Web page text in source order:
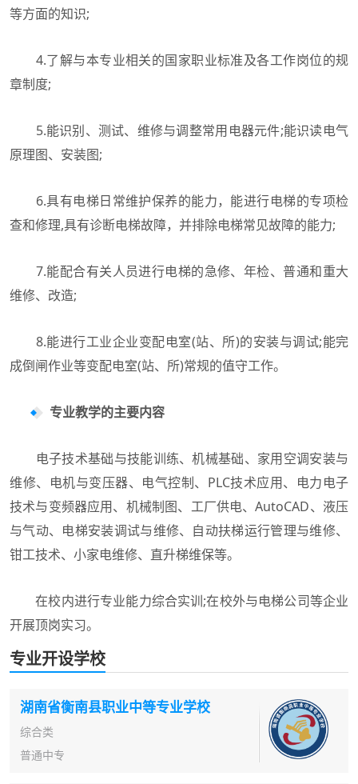
等方面的知识;
4.了解与本专业相关的国家职业标准及各工作岗位的规
章制度;
5.能识别、测试、维修与调整常用电器元件;能识读电气
原理图、安装图;
6.具有电梯日常维护保养的能力，能进行电梯的专项检
查和修理,具有诊断电梯故障，并排除电梯常见故障的能力;
7.能配合有关人员进行电梯的急修、年检、普通和重大
维修、改造;
8.能进行工业企业变配电室(站、所)的安装与调试;能完
成倒闸作业等变配电室(站、所)常规的值守工作。
专业教学的主要内容
电子技术基础与技能训练、机械基础、家用空调安装与
维修、电机与变压器、电气控制、PLC技术应用、电力电子
技术与变频器应用、机械制图、工厂供电、AutoCAD、液压
与气动、电梯安装调试与维修、自动扶梯运行管理与维修、
钳工技术、小家电维修、直升梯维保等。
在校内进行专业能力综合实训;在校外与电梯公司等企业
开展顶岗实习。
专业开设学校
湖南省衡南县职业中等专业学校
综合类
普通中专